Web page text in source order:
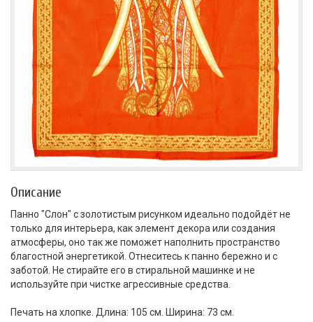
Описание
Панно "Слон" с золотистым рисунком идеально подойдёт не
только для интерьера, как элемент декора или создания
атмосферы, оно так же поможет наполнить пространство
благостной энергетикой. Отнеситесь к панно бережно и с
заботой. Не стирайте его в стиральной машинке и не
используйте при чистке агрессивные средства.
Печать на хлопке. Длина: 105 см. Ширина: 73 см.